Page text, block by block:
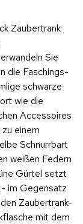
Zaubertrank
Sie
die Faschings-
schwarze
wie die
Accessoires
einem
Schnurrbart
weißen Federn
Gürtel setzt
im Gegensatz
Zaubertrank-
mit dem